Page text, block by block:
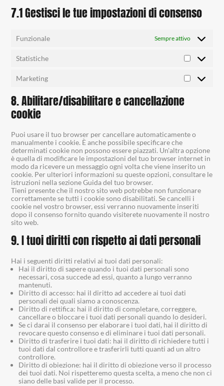
7.1 Gestisci le tue impostazioni di consenso
Funzionale Sempre attivo
Statistiche
Marketing
8. Abilitare/disabilitare e cancellazione
cookie
Puoi usare il tuo browser per cancellare automaticamente o
manualmente i cookie. È anche possibile specificare che
determinati cookie non possono essere piazzati. Un'altra opzione
è quella di modificare le impostazioni del tuo browser internet in
modo da ricevere un messaggio ogni volta che viene inserito un
cookie. Per ulteriori informazioni su queste opzioni, consultare le
istruzioni nella sezione Guida del tuo browser.
Tieni presente che il nostro sito web potrebbe non funzionare
correttamente se tutti i cookie sono disabilitati. Se cancelli i
cookie nel vostro browser, essi verranno nuovamente inseriti
dopo il consenso fornito quando visiterete nuovamente il nostro
sito web.
9. I tuoi diritti con rispetto ai dati personali
Hai i seguenti diritti relativi ai tuoi dati personali:
Hai il diritto di sapere quando i tuoi dati personali sono
necessari, cosa succede ad essi, quanto a lungo verranno
mantenuti.
Diritto di accesso: hai il diritto ad accedere ai tuoi dati
personali dei quali siamo a conoscenza.
Diritto di rettifica: hai il diritto di completare, correggere,
cancellare o bloccare i tuoi dati personali quando lo desideri.
Se ci darai il consenso per elaborare i tuoi dati, hai il diritto di
revocare questo consenso e di eliminare i tuoi dati personali.
Diritto di trasferire i tuoi dati: hai il diritto di richiedere tutti i
tuoi dati dal controllore e trasferirli tutti quanti ad un altro
controllore.
Diritto di obiezione: hai il diritto di obiezione verso il processo
dei tuoi dati. Noi rispetteremo questa scelta, a meno che non ci
siano delle basi valide per il processo.